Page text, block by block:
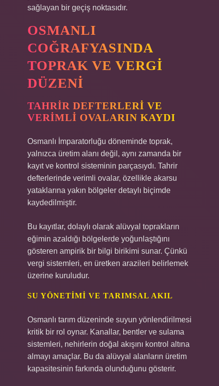
sağlayan bir geçiş noktasıdır.
OSMANLI
COĞRAFYASINDA
TOPRAK VE VERGI
DÜZENI
TAHRIR DEFTERLERI VE
VERIMLI OVALARIN KAYDI
Osmanlı İmparatorluğu döneminde toprak,
yalnızca üretim alanı değil, aynı zamanda bir
kayıt ve kontrol sisteminin parçasıydı. Tahrir
defterlerinde verimli ovalar, özellikle akarsu
yataklarına yakın bölgeler detaylı biçimde
kaydedilmiştir.
Bu kayıtlar, dolaylı olarak alüvyal toprakların
eğimin azaldığı bölgelerde yoğunlaştığını
gösteren ampirik bir bilgi birikimi sunar. Çünkü
vergi sistemleri, en üretken arazileri belirlemek
üzerine kuruludur.
SU YÖNETIMI VE TARIMSAL AKIL
Osmanlı tarım düzeninde suyun yönlendirilmesi
kritik bir rol oynar. Kanallar, bentler ve sulama
sistemleri, nehirlerin doğal akışını kontrol altına
almayı amaçlar. Bu da alüvyal alanların üretim
kapasitesinin farkında olunduğunu gösterir.